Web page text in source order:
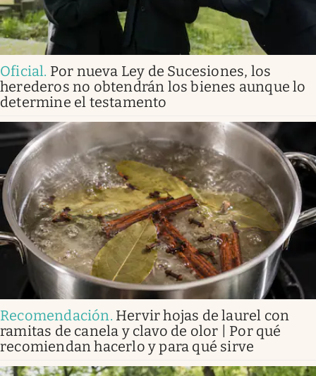
Oficial. Por nueva Ley de Sucesiones, los
herederos no obtendrán los bienes aunque lo
determine el testamento
Recomendación. Hervir hojas de laurel con
ramitas de canela y clavo de olor | Por qué
recomiendan hacerlo y para qué sirve